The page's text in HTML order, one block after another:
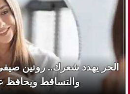
الحر يهدد شعرك.. روتين
والتساقط ويحافظ